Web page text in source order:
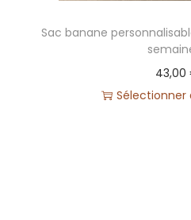
Sac banane
43,00
Sélectionner